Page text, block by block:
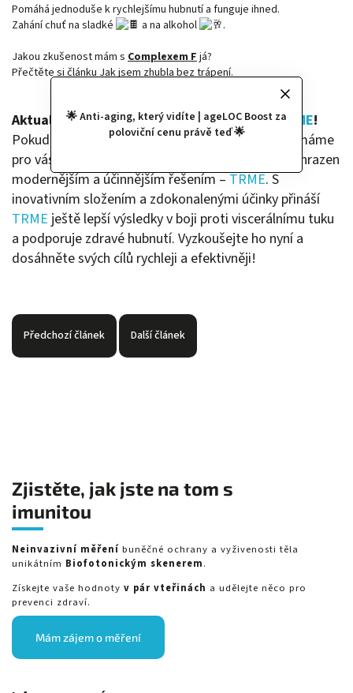
🌟 Anti-aging, který vidíte | ageLOC Boost za
poloviční cenu právě teď 🌟
Pomáhá jednoduše k rychlejšímu hubnutí a funguje ihned.
Zahání chuť na sladké
a na alkohol
.
Jakou zkušenost mám s Complexem Fjá?
Přečtěte si článkuJak jsem zhubla bez trápení.
Aktualizace: Nový standard v boji s tuky –TRME!
Pokud jste byli spokojeni s výsledky Complexu F, máme
pro vás skvělou zprávu! Tento produkt byl nyní nahrazen
modernějším a účinnějším řešením –TRME. S
inovativním složením a zdokonalenými účinky přináší
TRME ještě lepší výsledky v boji proti viscerálnímu tuku
a podporuje zdravé hubnutí. Vyzkoušejte ho nyní a
dosáhněte svých cílů rychleji a efektivněji!
Předchozí článek Další článek
Zjistěte, jak jste na tom s
imunitou
Neinvazivní měření buněčné ochrany a vyživenosti těla
unikátním Biofotonickým skenerem.
Získejte vaše hodnoty v pár vteřinách a udělejte něco pro
prevenci zdraví.
Mám zájem o měření